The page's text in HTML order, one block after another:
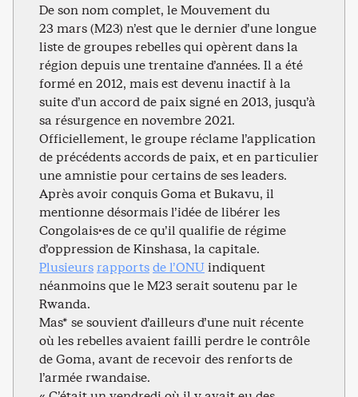
De son nom complet, le Mouvement du
23 mars (M23) n’est que le dernier d’une longue
liste de groupes rebelles qui opèrent dans la
région depuis une trentaine d’années. Il a été
formé en 2012, mais est devenu inactif à la
suite d’un accord de paix signé en 2013, jusqu’à
sa résurgence en novembre 2021.
Officiellement, le groupe réclame l’application
de précédents accords de paix, et en particulier
une amnistie pour certains de ses leaders.
Après avoir conquis Goma et Bukavu, il
mentionne désormais l’idée de libérer les
Congolais·es de ce qu’il qualifie de régime
d’oppression de Kinshasa, la capitale.
Plusieursrapportsde l’ONUindiquent
néanmoins que le M23 serait soutenu par le
Rwanda.
Mas* se souvient d’ailleurs d’une nuit récente
où les rebelles avaient failli perdre le contrôle
de Goma, avant de recevoir des renforts de
l’armée rwandaise.